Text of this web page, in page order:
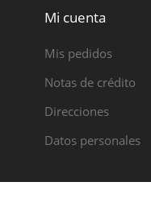
Mi cuenta
Mis pedidos
Notas de crédito
Direcciones
Datos personales